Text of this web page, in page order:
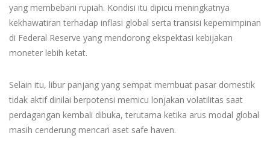
yang membebani rupiah. Kondisi itu dipicu meningkatnya
kekhawatiran terhadap inflasi global serta transisi kepemimpinan
di Federal Reserve yang mendorong ekspektasi kebijakan
moneter lebih ketat.
Selain itu, libur panjang yang sempat membuat pasar domestik
tidak aktif dinilai berpotensi memicu lonjakan volatilitas saat
perdagangan kembali dibuka, terutama ketika arus modal global
masih cenderung mencari aset safe haven.